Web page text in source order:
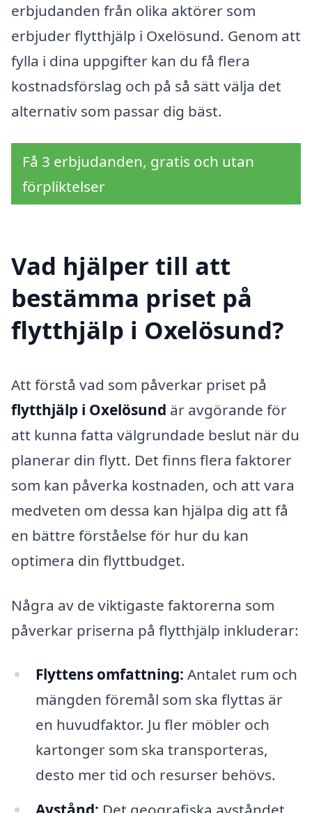
erbjudanden från olika aktörer som
erbjuder flytthjälp i Oxelösund. Genom att
fylla i dina uppgifter kan du få flera
kostnadsförslag och på så sätt välja det
alternativ som passar dig bäst.
Få 3 erbjudanden, gratis och utan
förpliktelser
Vad hjälper till att
bestämma priset på
flytthjälp i Oxelösund?
Att förstå vad som påverkar priset på
flytthjälp i Oxelösund är avgörande för
att kunna fatta välgrundade beslut när du
planerar din flytt. Det finns flera faktorer
som kan påverka kostnaden, och att vara
medveten om dessa kan hjälpa dig att få
en bättre förståelse för hur du kan
optimera din flyttbudget.
Några av de viktigaste faktorerna som
påverkar priserna på flytthjälp inkluderar:
Flyttens omfattning: Antalet rum och
mängden föremål som ska flyttas är
en huvudfaktor. Ju fler möbler och
kartonger som ska transporteras,
desto mer tid och resurser behövs.